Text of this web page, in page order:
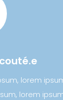
lorem
lorem